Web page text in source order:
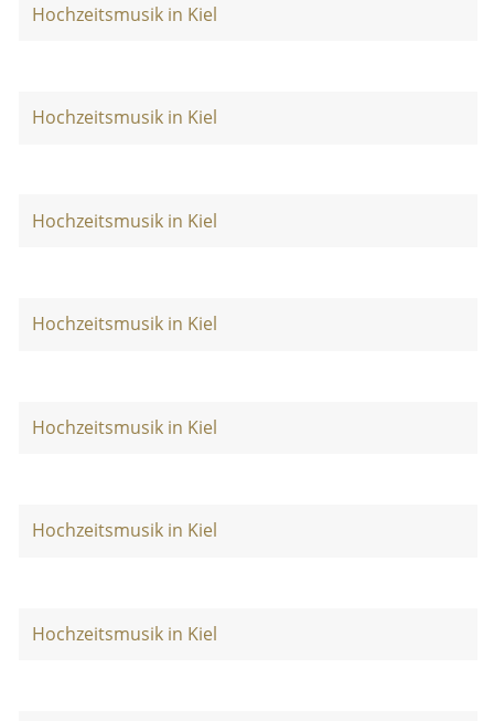
Hochzeitsmusik in Kiel
Hochzeitsmusik in Kiel
Hochzeitsmusik in Kiel
Hochzeitsmusik in Kiel
Hochzeitsmusik in Kiel
Hochzeitsmusik in Kiel
Hochzeitsmusik in Kiel